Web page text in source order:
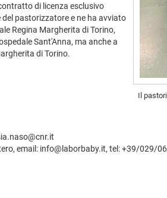
Il
di licenza esclusivo
pastorizzatore e ne ha avviato
Regina Margherita di Torino,
Sant'Anna, ma anche a
di Torino.
email: info@laborbaby.it, tel: +39/029/